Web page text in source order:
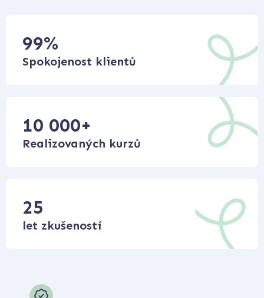
99%
Spokojenost klientů
10 000+
Realizovaných kurzů
25
let zkušeností